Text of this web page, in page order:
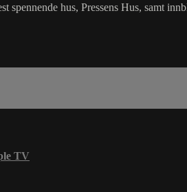
spennende hus, Pressens Hus, samt
TV